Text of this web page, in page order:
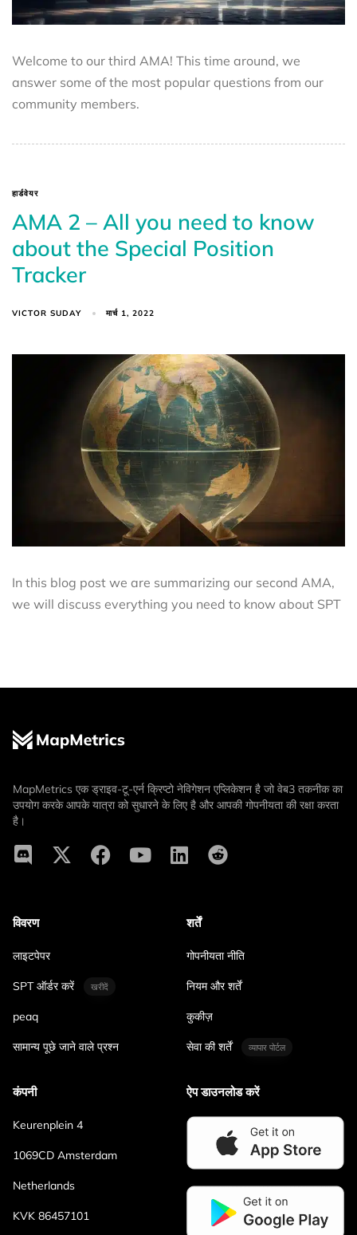
Welcome to our third AMA! This time around, we
answer some of the most popular questions from our
community members.
हार्डवेयर
AMA 2 – All you need to know
about the Special Position
Tracker
VICTOR SUDAY मार्च 1, 2022
In this blog post we are summarizing our second AMA,
we will discuss everything you need to know about SPT
MapMetrics एक ड्राइव-टू-एर्न क्रिप्टो नेविगेशन एप्लिकेशन है जो वेब3 तकनीक का
उपयोग करके आपके यात्रा को सुधारने के लिए है और आपकी गोपनीयता की रक्षा करता
है।
विवरण
लाइटपेपर
SPT ऑर्डर करें खरीदें
peaq
सामान्य पूछे जाने वाले प्रश्न
शर्तें
गोपनीयता नीति
नियम और शर्तें
कुकीज़
सेवा की शर्तें व्यापार पोर्टल
कंपनी
Keurenplein 4
1069CD Amsterdam
Netherlands
KVK 86457101
ऐप डाउनलोड करें